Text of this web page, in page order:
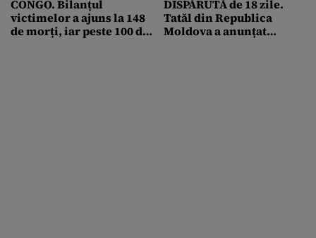
CONGO. Bilanțul
victimelor a ajuns la 148
de morți, iar peste 100 de
DISPĂRUTĂ de 18 zile.
Tatăl din Republica
Moldova a anunțat